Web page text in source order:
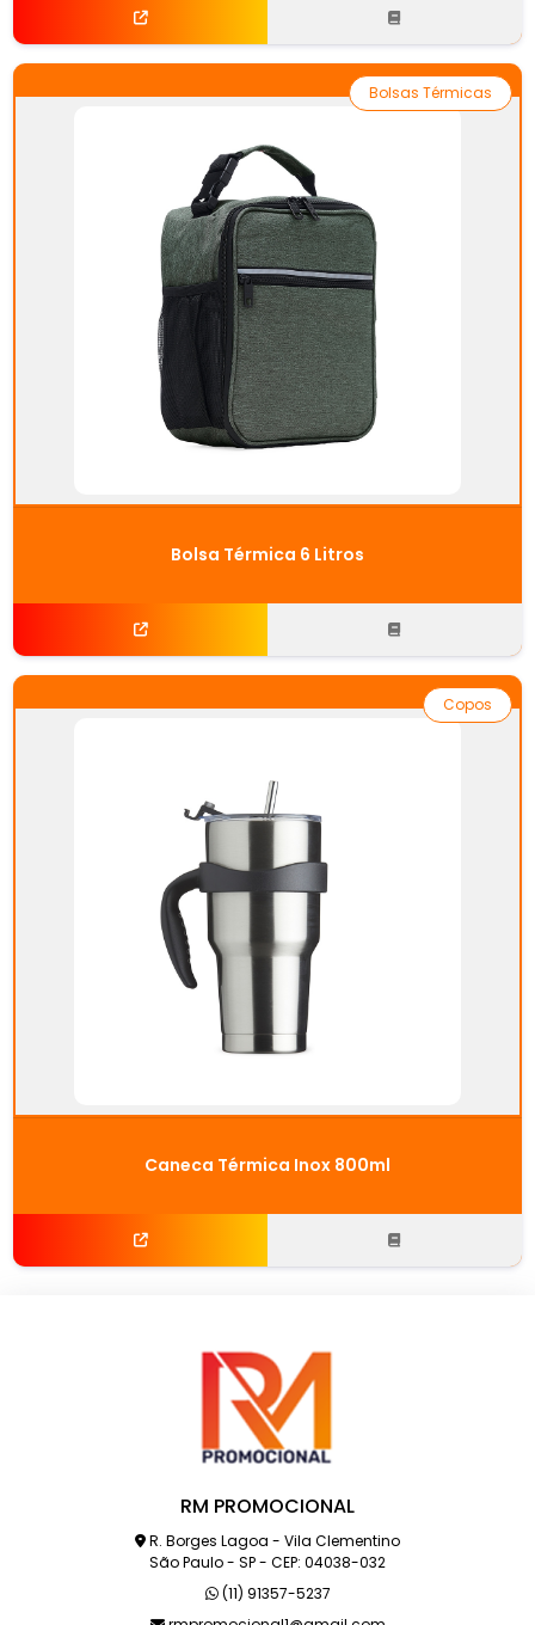
Bolsa Térmica 6 Litros
Bolsas Térmicas
Caneca Térmica Inox 800ml
Copos
RM PROMOCIONAL
R. Borges Lagoa - Vila Clementino
São Paulo - SP - CEP: 04038-032
(11) 91357-5237